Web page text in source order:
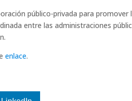
público-privada para promover
entre las administraciones
enlace.